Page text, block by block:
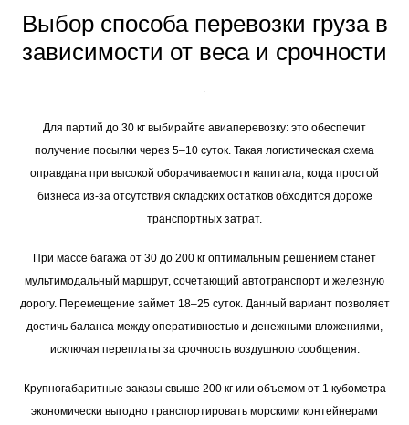
Выбор способа перевозки груза в
зависимости от веса и срочности
Для партий до 30 кг выбирайте авиаперевозку: это обеспечит
получение посылки через 5–10 суток. Такая логистическая схема
оправдана при высокой оборачиваемости капитала, когда простой
бизнеса из-за отсутствия складских остатков обходится дороже
транспортных затрат.
При массе багажа от 30 до 200 кг оптимальным решением станет
мультимодальный маршрут, сочетающий автотранспорт и железную
дорогу. Перемещение займет 18–25 суток. Данный вариант позволяет
достичь баланса между оперативностью и денежными вложениями,
исключая переплаты за срочность воздушного сообщения.
Крупногабаритные заказы свыше 200 кг или объемом от 1 кубометра
экономически выгодно транспортировать морскими контейнерами